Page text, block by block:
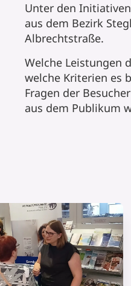
Unter den
aus dem Bezirk
Albrechtstraße.
Welche Leistungen
welche Kriterien es
Fragen der
aus dem Publikum